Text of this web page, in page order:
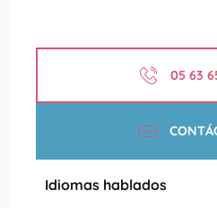
05 63
Idiomas hablados
Idiomas hablados